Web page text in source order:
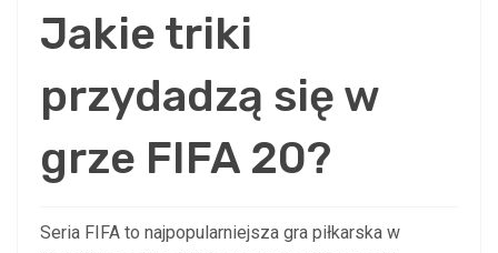
Jakie triki
przydadzą się w
grze FIFA 20?
Seria FIFA to najpopularniejsza gra piłkarska w